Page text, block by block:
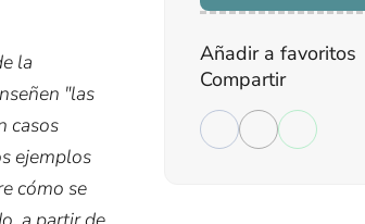
la
"las
casos
ejemplos
cómo se
Añadir a favoritos
Compartir